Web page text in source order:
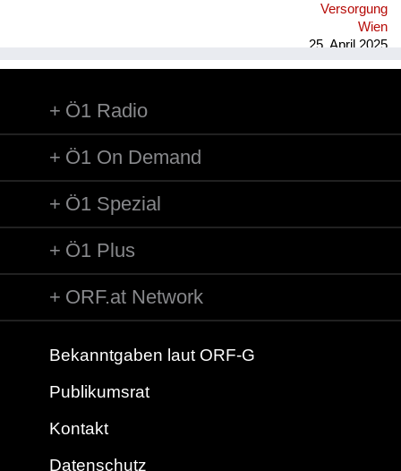
Versorgung
Wien
25. April 2025
Ö1 Radio
Ö1 On Demand
Ö1 Spezial
Ö1 Plus
ORF.at Network
Bekanntgaben laut ORF-G
Publikumsrat
Kontakt
Datenschutz